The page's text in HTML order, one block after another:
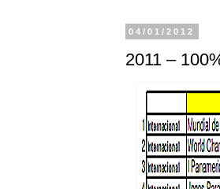
04/01/2012
2011 –